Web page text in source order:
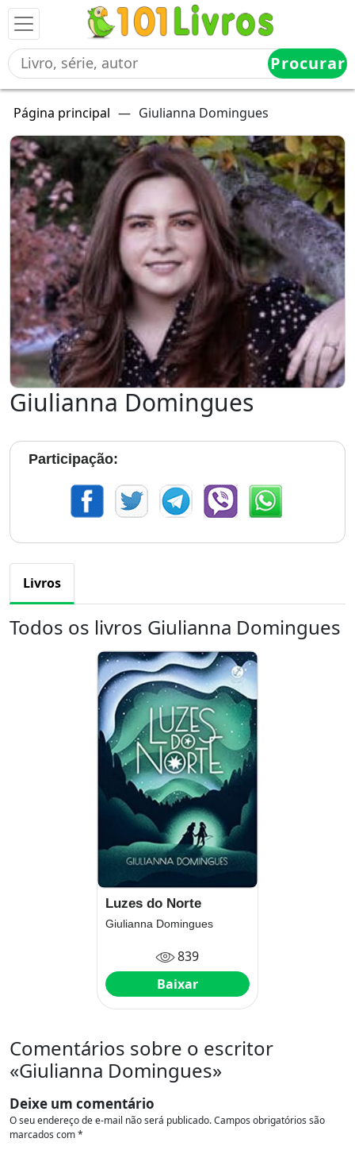
Procurar
Página principal — Giulianna Domingues
Giulianna Domingues
Participação:
Livros
Todos os livros Giulianna Domingues
Luzes do Norte
Giulianna Domingues
839
Baixar
Comentários sobre o escritor
«Giulianna Domingues»
Deixe um comentário
O seu endereço de e-mail não será publicado.Campos obrigatórios são
marcados com*